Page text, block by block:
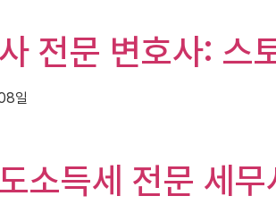
전문 변호사: 스
일
소득세 전문 세